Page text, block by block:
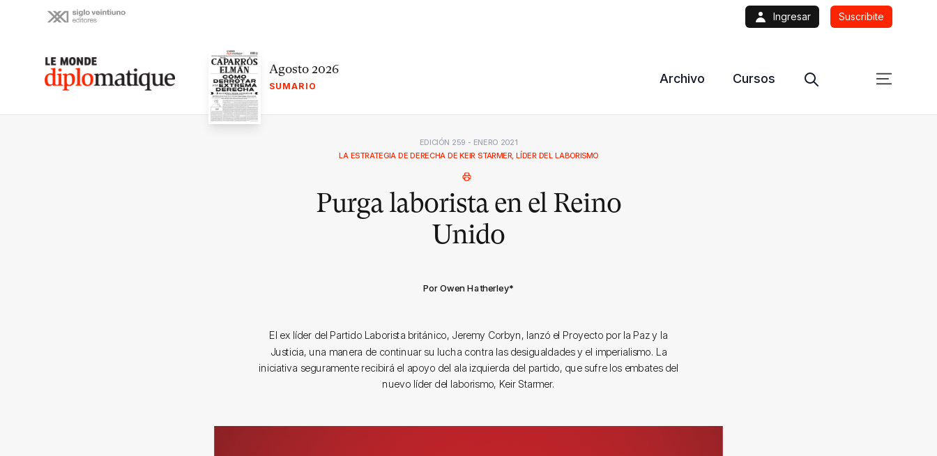
Ingresar Suscribite
Le monde diplomatique Agosto 2026
SUMARIO
Archivo Cursos
EDICIÓN 259 - ENERO 2021
LA ESTRATEGIA DE DERECHA DE KEIR STARMER, LÍDER DEL LABORISMO
Purga laborista en el Reino
Unido
Por Owen Hatherley*
El ex líder del Partido Laborista británico, Jeremy Corbyn, lanzó el Proyecto por la Paz y la
Justicia, una manera de continuar su lucha contra las desigualdades y el imperialismo. La
iniciativa seguramente recibirá el apoyo del ala izquierda del partido, que sufre los embates del
nuevo líder del laborismo, Keir Starmer.